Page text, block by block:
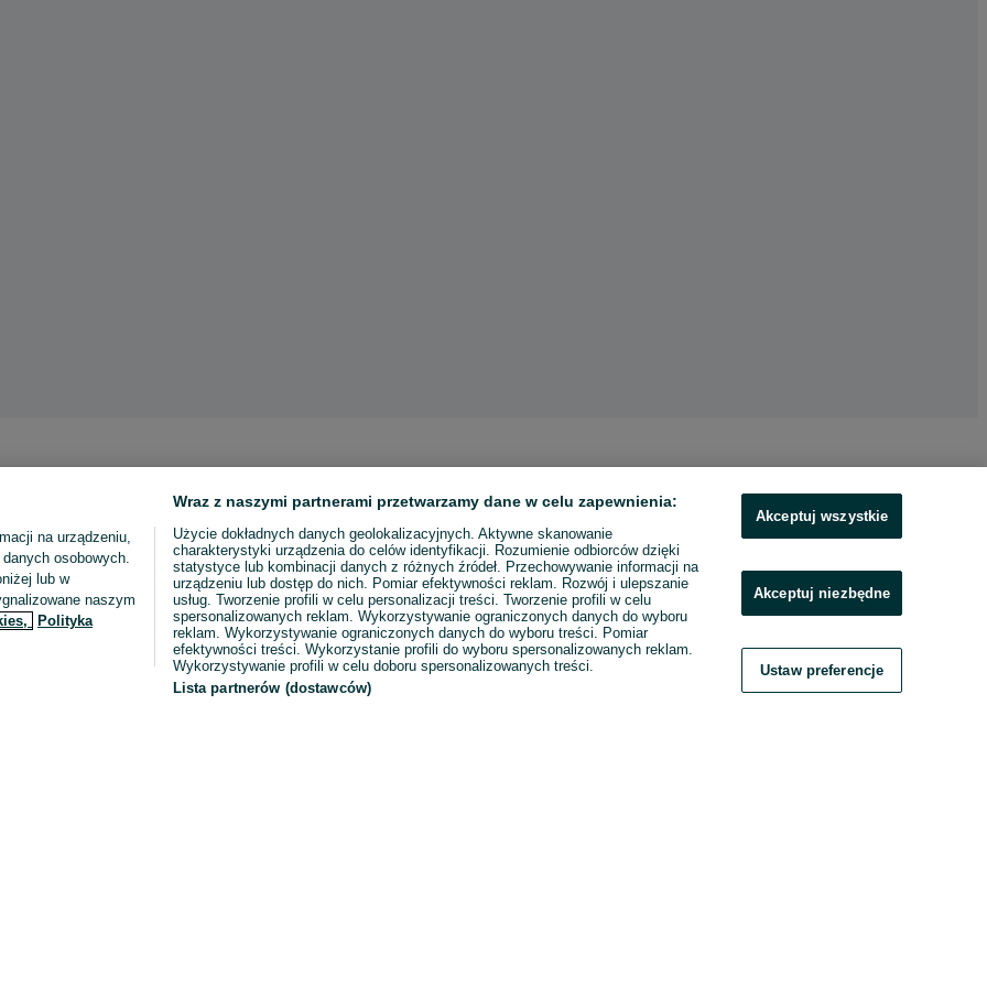
na urządzeniu,
osobowych.
lub w
naszym
Polityka
Wraz z naszymi partnerami przetwarzamy dane w celu zapewnienia:
Użycie dokładnych danych geolokalizacyjnych. Aktywne skanowanie
charakterystyki urządzenia do celów identyfikacji. Rozumienie odbiorców dzięki
statystyce lub kombinacji danych z różnych źródeł. Przechowywanie informacji na
urządzeniu lub dostęp do nich. Pomiar efektywności reklam. Rozwój i ulepszanie
usług. Tworzenie profili w celu personalizacji treści. Tworzenie profili w celu
spersonalizowanych reklam. Wykorzystywanie ograniczonych danych do wyboru
reklam. Wykorzystywanie ograniczonych danych do wyboru treści. Pomiar
efektywności treści. Wykorzystanie profili do wyboru spersonalizowanych reklam.
Wykorzystywanie profili w celu doboru spersonalizowanych treści.
Lista partnerów (dostawców)
Akceptuj wszystkie
Akceptuj niezbędne
Ustaw preferencje